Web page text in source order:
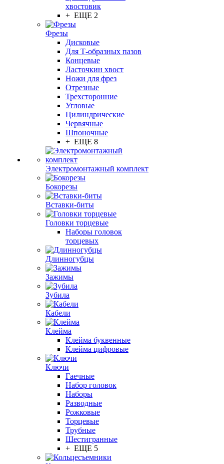
хвостовик
+ ЕЩЕ 2
Фрезы
Дисковые
Для Т-образных пазов
Концевые
Ласточкин хвост
Ножи для фрез
Отрезные
Трехсторонние
Угловые
Цилиндрические
Червячные
Шпоночные
+ ЕЩЕ 8
Электромонтажный комплект
Бокорезы
Вставки-биты
Головки торцевые
Наборы головок
торцевых
Длинногубцы
Зажимы
Зубила
Кабели
Клейма
Клейма буквенные
Клейма цифровые
Ключи
Гаечные
Набор головок
Наборы
Разводные
Рожковые
Торцевые
Трубные
Шестигранные
+ ЕЩЕ 5